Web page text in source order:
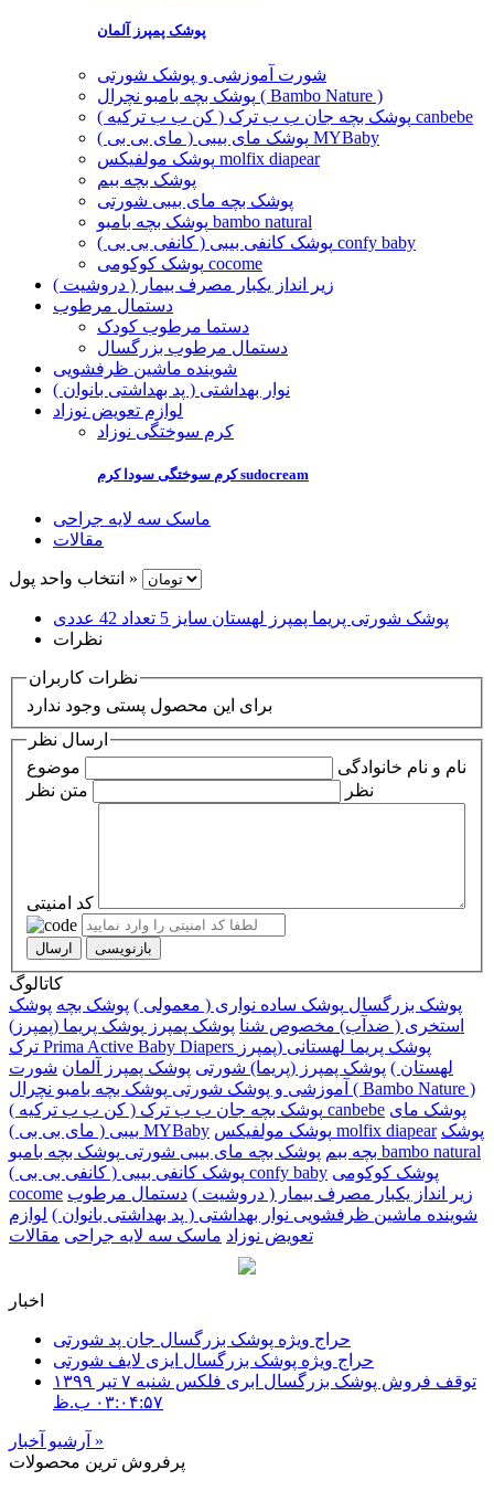
پوشک پمپرز آلمان
شورت آموزشی و پوشک شورتی
پوشک بچه بامبو نچرال ( Bambo Nature )
پوشک بچه جان ب ب ترک ( کن ب ب ترکیه ) canbebe
پوشک مای بیبی ( مای بی بی ) MYBaby
پوشک مولفیکس molfix diapear
پوشک بچه ببم
پوشک بچه مای بیبی شورتی
پوشک بچه بامبو bambo natural
پوشک کانفی بیبی ( کانفی بی بی ) confy baby
پوشک کوکومی cocome
زیر انداز یکبار مصرف بیمار ( دروشیت )
دستمال مرطوب
دستما مرطوب کودک
دستمال مرطوب بزرگسال
شوینده ماشین ظرفشویی
نوار بهداشتی ( پد بهداشتی بانوان )
لوازم تعویض نوزاد
کرم سوختگی نوزاد
کرم سوختگی سودا کرم sudocream
ماسک سه لایه جراحی
مقالات
انتخاب واحد پول »
پوشک شورتی پریما پمپرز لهستان سایز 5 تعداد 42 عددی
نظرات
نظرات کاربران
برای این محصول پستی وجود ندارد
ارسال نظر
نام و نام خانوادگی
موضوع
نظر
متن نظر
کد امنیتی
کاتالوگ
پوشک بزرگسال پوشک ساده نواری ( معمولی ) پوشک بچه پوشک
استخری ( ضدآب) مخصوص شنا پوشک پمپرز پوشک پریما (پمپرز)
ترک Prima Active Baby Diapers پوشک پریما لهستانی (پمپرز
لهستان ) پوشک پمپرز (پریما) شورتی پوشک پمپرز آلمان شورت
آموزشی و پوشک شورتی پوشک بچه بامبو نچرال ( Bambo Nature )
پوشک بچه جان ب ب ترک ( کن ب ب ترکیه ) canbebe پوشک مای
بیبی ( مای بی بی ) MYBaby
پوشک مولفیکس molfix diapear پوشک
بچه ببم پوشک بچه مای بیبی شورتی
پوشک بچه بامبو bambo natural
پوشک کانفی بیبی ( کانفی بی بی ) confy baby پوشک کوکومی
cocome
زیر انداز یکبار مصرف بیمار ( دروشیت ) دستمال مرطوب
شوینده ماشین ظرفشویی نوار بهداشتی ( پد بهداشتی بانوان ) لوازم
تعویض نوزاد ماسک سه لایه جراحی مقالات
اخبار
حراج ویژه پوشک بزرگسال جان پد شورتی
حراج ویژه پوشک بزرگسال ایزی لایف شورتی
توقف فروش پوشک بزرگسال ابری فلکس
شنبه ۷ تير ۱۳۹۹
۰۳:۰۴:۵۷ ب.ظ
»
پرفروش ترین محصولات